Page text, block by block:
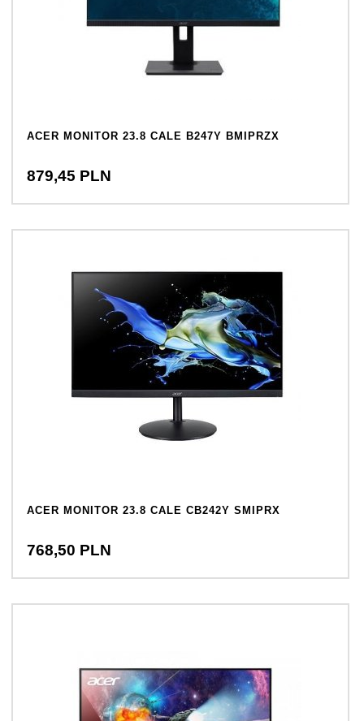
ACER MONITOR 23.8 CALE B247Y BMIPRZX
879,45 PLN
ACER MONITOR 23.8 CALE CB242Y SMIPRX
768,50 PLN